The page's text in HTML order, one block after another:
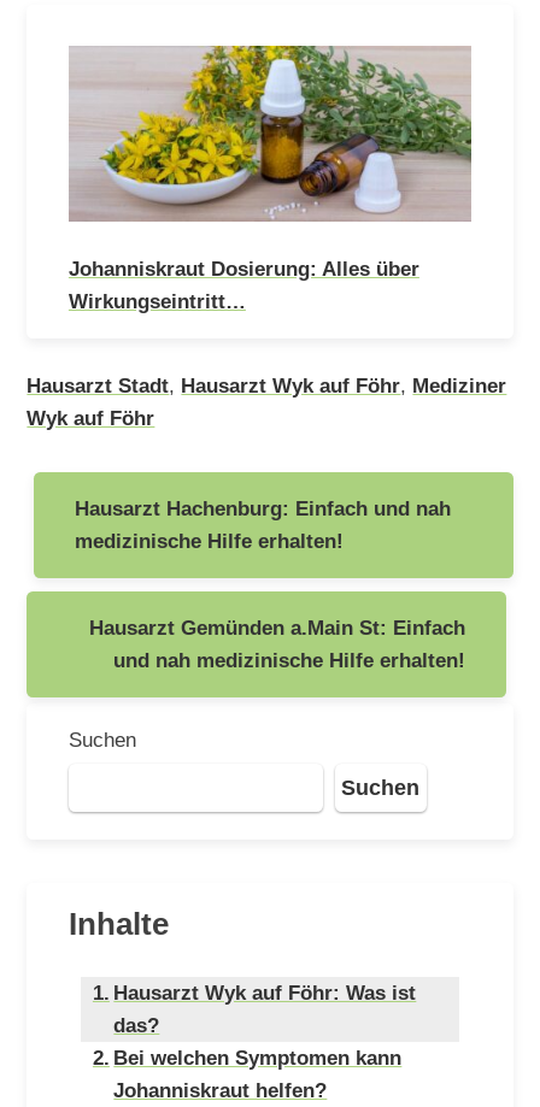
Johanniskraut Dosierung: Alles über
Wirkungseintritt…
Hausarzt Stadt, Hausarzt Wyk auf Föhr, Mediziner
Wyk auf Föhr
Beitragsnavigation
Hausarzt Hachenburg: Einfach und nah
medizinische Hilfe erhalten!
Hausarzt Gemünden a.Main St: Einfach
und nah medizinische Hilfe erhalten!
Suchen
Suchen
Inhalte
Hausarzt Wyk auf Föhr: Was ist
das?
Bei welchen Symptomen kann
Johanniskraut helfen?